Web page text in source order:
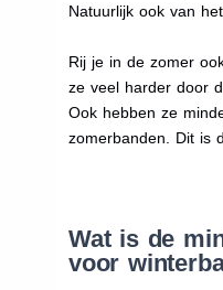
Natuurlijk ook van
Rij je in de zomer
ze veel harder door
Ook hebben ze
zomerbanden. Dit is
Wat is de
voor